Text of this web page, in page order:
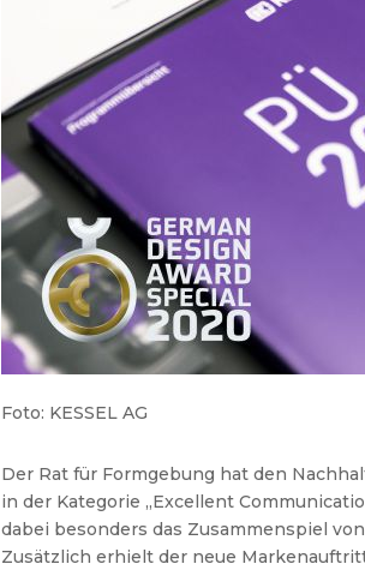
Foto: KESSEL AG
Der Rat für Formgebung hat den
in der Kategorie „Excellent
dabei besonders das Zusammenspiel
Zusätzlich erhielt der neue